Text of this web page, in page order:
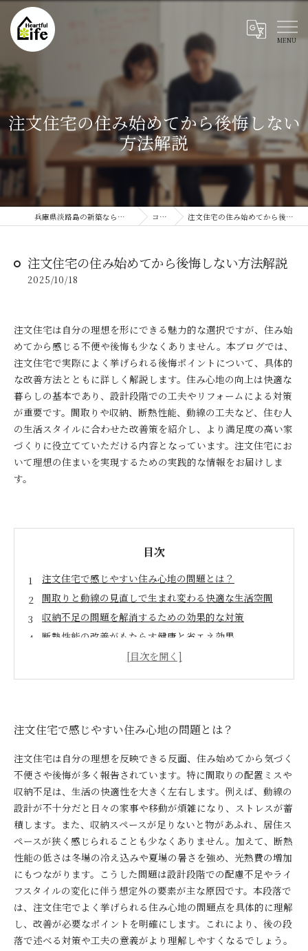
注文住宅の住み始めてから後悔しない
方法解説
兵庫県淡路島の新築ならハートフルライフ コラム 注文住宅の住み始めてから後悔しない方法解説
注文住宅の住み始めてから後悔しない方法解説
2025/10/18
注文住宅は自分の理想を形にできる魅力的な選択ですが、住み始
めてから感じる不便や後悔も少なくありません。本ブログでは、
注文住宅で実際によく挙げられる後悔ポイントについて、具体的
な改善方法とともに詳しく解説します。住み心地の向上は快適な
暮らしの基本であり、設計段階での工夫やリフォームによる対策
が重要です。間取りや収納、断熱性能、動線の工夫など、住む人
の生活スタイルに合わせた改善策を紹介し、より満足度の高い家
づくりに役立てていただける内容となっています。注文住宅にお
いて理想の住まいを実現するための実践的な情報をお届けしま
す。
目次
注文住宅で感じやすい住み心地の問題とは？
間取りと動線の見直しで生まれ変わる快適な生活空間
収納不足の問題を解消するための効果的な対策
断熱性能の改善がもたらす健康と省エネ効果
住み心地改善を意識した注文住宅の最終ポイントとま
注文住宅で感じやすい住み心地の問題とは？
注文住宅は自分の理想を反映できる反面、住み始めてから気づく
不便さや後悔が多く報告されています。特に間取りの配置ミスや
収納不足は、生活の快適性を大きく左右します。例えば、動線の
設計が不十分だと日々の家事や移動が煩雑になり、ストレスが蓄
積します。また、収納スペースが足りないと物があふれ、居住ス
ペースが狭く感じられることも少なくありません。加えて、断熱
性能の低さは冬場の冷え込みや夏場の暑さを強め、光熱費の増加
にもつながります。こうした問題は設計段階での配慮不足やライ
フスタイルの変化に伴う想定外の要素が主な原因です。本段落で
は、注文住宅でよく挙げられる住み心地の問題点を具体的に理解
し、改善が必要なポイントを明確にします。これにより、後の段
落で述べる対策や工夫の意義がより理解しやすくなるでしょう。